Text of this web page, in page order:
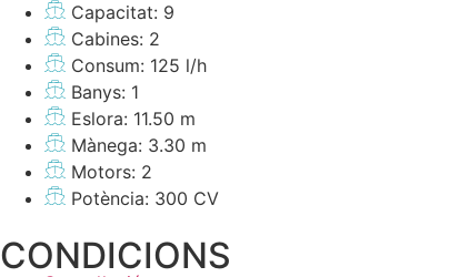
Capacitat: 9
Cabines: 2
Consum: 125 l/h
Banys: 1
Eslora: 11.50 m
Mànega: 3.30 m
Motors: 2
Potència: 300 CV
CONDICIONS